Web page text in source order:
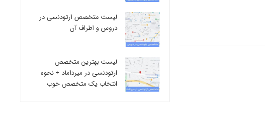
لیست متخصص ارتودنسی در
دروس و اطراف آن
لیست بهترین متخصص
ارتودنسی در میرداماد + نحوه
انتخاب یک متخصص خوب